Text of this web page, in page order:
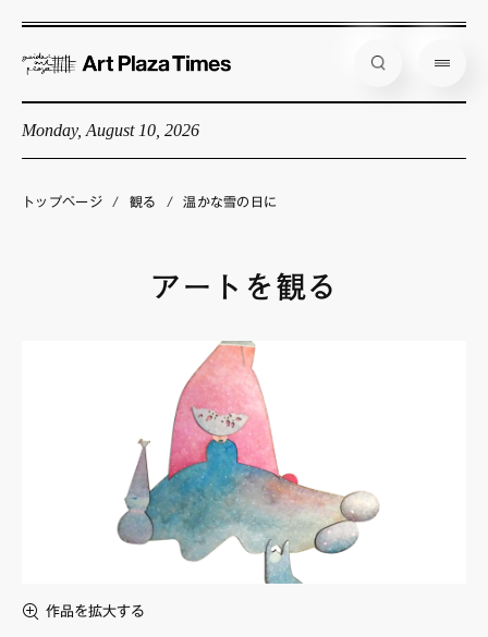
Monday, August 10, 2026
企画展情報
店舗からのお知らせ
FAQ・お問い合わせ
トップページ / 観る / 温かな雪の日に
アートを観る
作品を拡大する